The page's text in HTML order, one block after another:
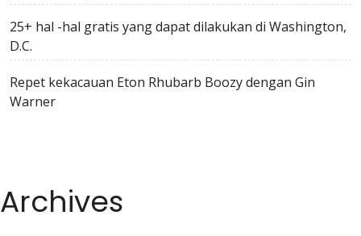
25+ hal -hal gratis yang dapat dilakukan di Washington,
D.C.
Repet kekacauan Eton Rhubarb Boozy dengan Gin
Warner
Archives